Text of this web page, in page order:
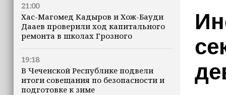
21:00
Хас-Магомед Кадыров и Хож-Бауди
Дааев проверили ход капитального
ремонта в школах Грозного
19:18
В Чеченской Республике подвели
итоги совещания по безопасности и
подготовке к зиме